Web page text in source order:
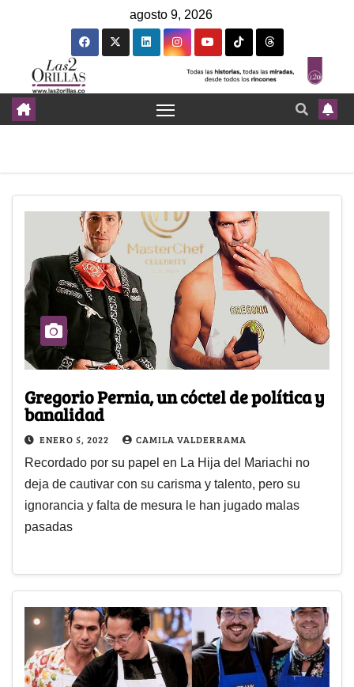
agosto 9, 2026
Gregorio Pernia, un cóctel de política y
banalidad
ENERO 5, 2022 CAMILA VALDERRAMA
Recordado por su papel en La Hija del Mariachi no
deja de cautivar con su carisma y talento, pero su
ignorancia y falta de mesura le han jugado malas
pasadas